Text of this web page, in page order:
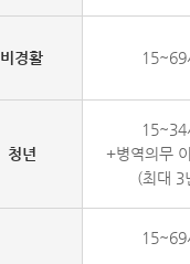
비경활 15~69
청년
15~34
+병역의무
(최대 3
15~69